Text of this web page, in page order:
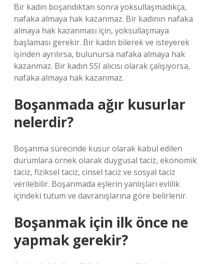
Bir kadın boşandıktan sonra yoksullaşmadıkça,
nafaka almaya hak kazanmaz. Bir kadının nafaka
almaya hak kazanması için, yoksullaşmaya
başlaması gerekir. Bir kadın bilerek ve isteyerek
işinden ayrılırsa, bulunursa nafaka almaya hak
kazanmaz. Bir kadın SSI alıcısı olarak çalışıyorsa,
nafaka almaya hak kazanmaz.
Boşanmada ağır kusurlar
nelerdir?
Boşanma sürecinde kusur olarak kabul edilen
durumlara örnek olarak duygusal taciz, ekonomik
taciz, fiziksel taciz, cinsel taciz ve sosyal taciz
verilebilir. Boşanmada eşlerin yanlışları evlilik
içindeki tutum ve davranışlarına göre belirlenir.
Boşanmak için ilk önce ne
yapmak gerekir?